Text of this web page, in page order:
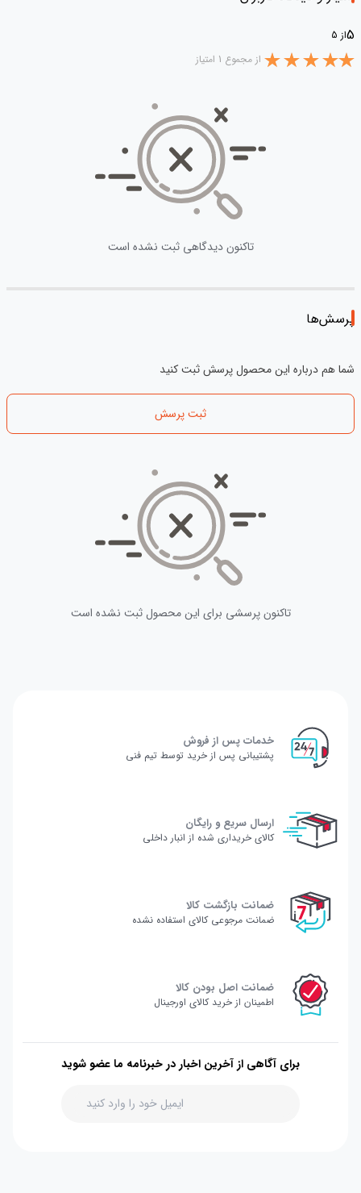
5از 5
از مجموع 1 امتیاز
تاکنون دیدگاهی ثبت نشده است
پرسش‌ها
شما هم درباره این محصول پرسش ثبت کنید
ثبت پرسش
تاکنون پرسشی برای این محصول ثبت نشده است
خدمات پس از فروش
پشتیبانی پس از خرید توسط تیم فنی
ارسال سریع و رایگان
کالای خریداری شده از انبار داخلی
ضمانت بازگشت کالا
ضمانت مرجوعی کالای استفاده نشده
ضمانت اصل بودن کالا
اطمینان از خرید کالای اورجینال
برای آگاهی از آخرین اخبار در خبرنامه ما عضو شوید